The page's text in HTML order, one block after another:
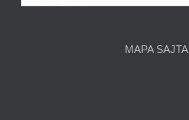
članaka
MAPA SAJTA